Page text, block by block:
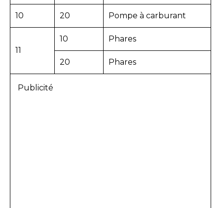
10 20 Pompe à carburant
11
10 Phares
20 Phares
Publicité